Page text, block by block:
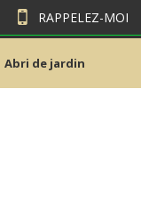
RAPPELEZ-MOI
Abri de jardin